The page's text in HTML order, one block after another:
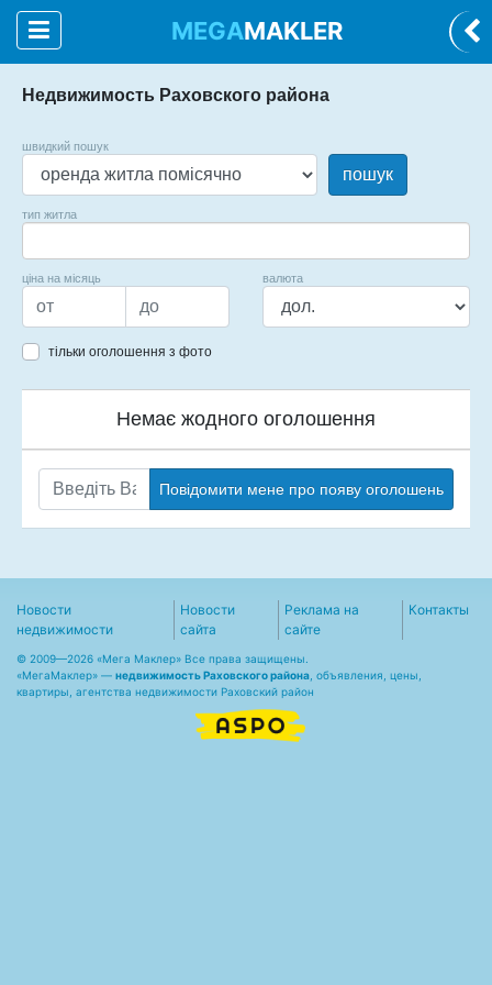
MEGAMAKLER
Недвижимость Раховского района
швидкий пошук
пошук
тип житла
ціна на місяць валюта
тільки оголошення з фото
Немає жодного оголошення
Повідомити мене про появу оголошень
Новости
недвижимости
Новости
сайта
Реклама на
сайте
Контакты
© 2009—2026 «Мега Маклер» Все права защищены.
«МегаМаклер» — недвижимость Раховского района , объявления, цены,
квартиры, агентства недвижимости Раховский район